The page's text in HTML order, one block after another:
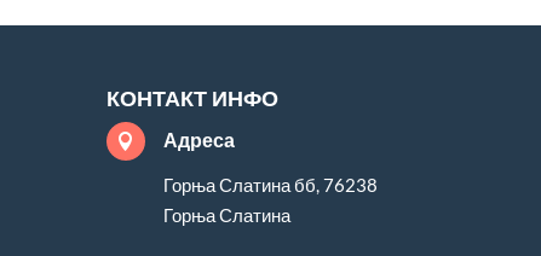
КОНТАКТ ИНФО
 Адреса
Горња Слатина бб, 76238
Горња Слатина